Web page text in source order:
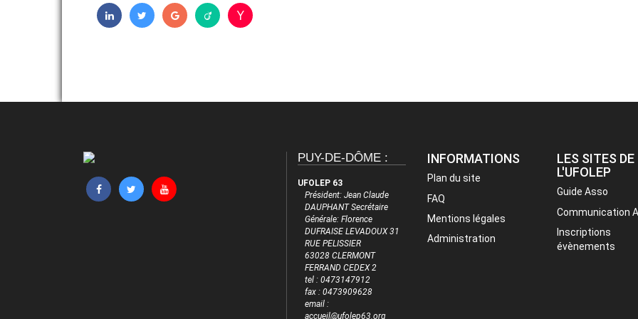
PUY-DE-DÔME :
UFOLEP 63
Président: Jean Claude
DAUPHANT Secrétaire
Générale: Florence
DUFRAISE LEVADOUX 31
RUE PELISSIER
63028 CLERMONT
FERRAND CEDEX 2
tel : 0473147912
fax : 0473909628
email :
accueil@ufolep63.org
INFORMATIONS
Plan du site
FAQ
Mentions légales
Administration
LES SITES DE
L'UFOLEP
Guide Asso
Communication
Inscriptions
évènements